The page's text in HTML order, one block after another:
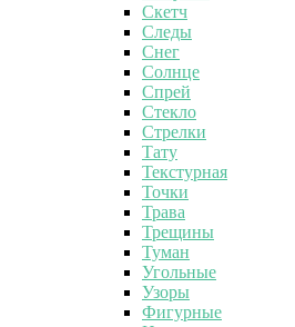
Скетч
Следы
Снег
Солнце
Спрей
Стекло
Стрелки
Тату
Текстурная
Точки
Трава
Трещины
Туман
Угольные
Узоры
Фигурные